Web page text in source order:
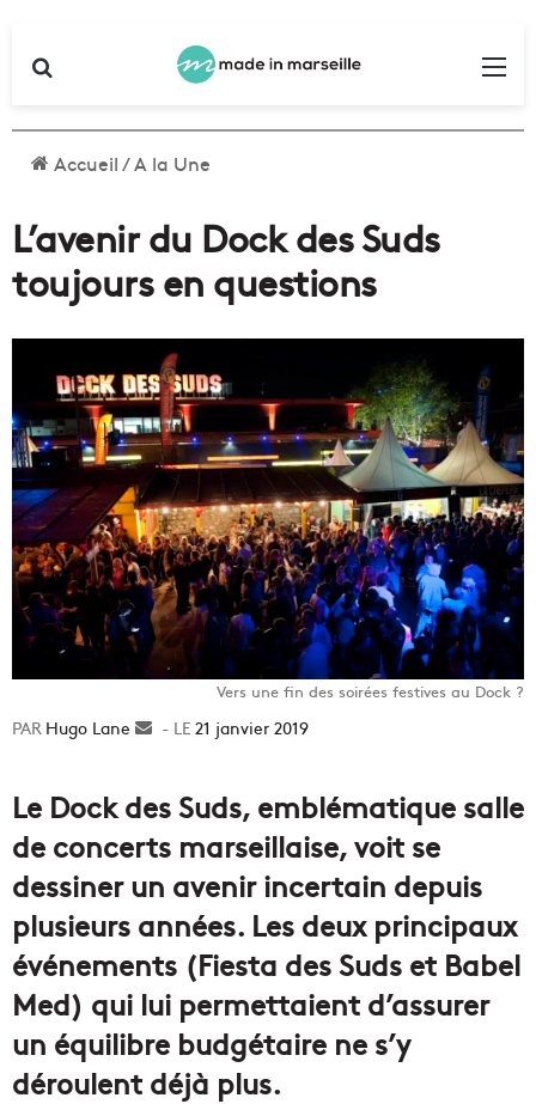
Accueil/A la Une
L’avenir du Dock des Suds
toujours en questions
Vers une fin des soirées festives au Dock ?
Hugo Lane
Envoyer21 janvier 2019
Le Dock des Suds, emblématique salle
de concerts marseillaise, voit se
dessiner un avenir incertain depuis
plusieurs années. Les deux principaux
événements (Fiesta des Suds et Babel
Med) qui lui permettaient d’assurer
un équilibre budgétaire ne s’y
déroulent déjà plus.